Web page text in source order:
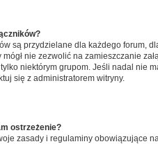
są przydzielane dla każdego forum,
nie zezwolić na zamieszczanie
niektórym grupom. Jeśli nadal nie
się z administratorem witryny.
ostrzeżenie?
zasady i regulaminy obowiązujące